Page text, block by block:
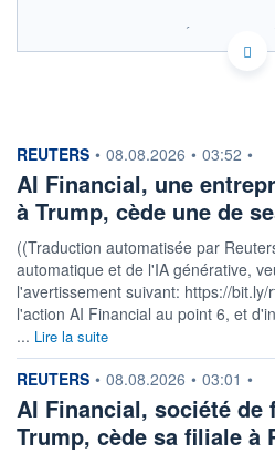
SIX - FOREX 2 DONNÉES TEMPS
Politique d'exécution
OUVERTURE
160,1881
+ HAUT
160,2939
+
COTATION SPÉCIFIQUE
0,0062 0,00%
information fournie par
REUTERS • 08.08.2026 • 03:52 •
AI Financial, une
à Trump, cède une de
((Traduction automatisée par
automatique et de l'IA générative,
l'avertissement suivant: https://
l'action AI Financial au point 6, et
... Lire la suite
information fournie par
REUTERS • 08.08.2026 • 03:01 •
AI Financial, société de
Trump, cède sa filiale à